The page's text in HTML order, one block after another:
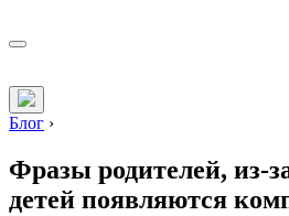
Блог ›
Фразы родителей, из-
детей появляются